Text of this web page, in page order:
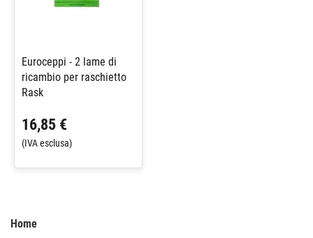
Euroceppi - 2 lame di
ricambio per raschietto
Rask
16,85 €
(IVA esclusa)
Home